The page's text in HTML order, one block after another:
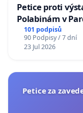
Petice proti
Polabinám v
101 podpisů
90 Podpisy / 7 dní
23 Jul 2026
Petice za